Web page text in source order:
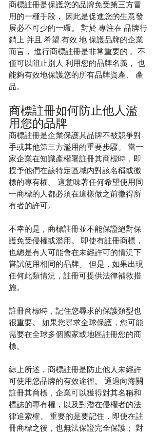
商標註冊是保護您的品牌免受第三方冒
用的一種手段， 因此是促進您的生意發
展必不可少的一環。 對於 專注在 品牌行
銷上 并且 希望 有效 地 保護品牌的企業
而言， 進行商標註冊是非常重要的 。不
僅可以阻止別人 利用您的品牌名義， 也
能夠有效地保護您的所有品牌資產、 產
品。
商標註冊如何防止他人濫
用您的品牌
商標註冊是企業保護其品牌不被競爭對
手或其他第三方濫用的重要步驟。 當一
家企業在知識產權署註冊其商標時，即
授予他們在該特定區域內對該名稱或徽
標的專有權。 這意味著任何希望使用同
一商標的人都必須在這樣做之前徵得所
有者的許可。
不幸的是，商標註冊並不能保證絕對保
護免受侵權或濫用。 即使有註冊商標，
也總是有人可能會在未經許可的情況下
嘗試使用相同的品牌。 但是，如果出現
任何此類情況，註冊可提供法律補救措
施。
註冊商標時，記住您尋求的保護類型也
很重要。 如果您尋求全球保護，您可能
需要在全球多個國家或地區註冊您的商
標。
綜上所述，商標註冊是防止他人未經許
可使用您品牌的有效途徑。 通過向海關
註冊其商標，企業可以獲得對其名稱和
標誌的專有權，以及對潛在侵權者的法
律追索權。 重要的是要記住，即使在註
冊商標之後，也無法保證完全保護； 對